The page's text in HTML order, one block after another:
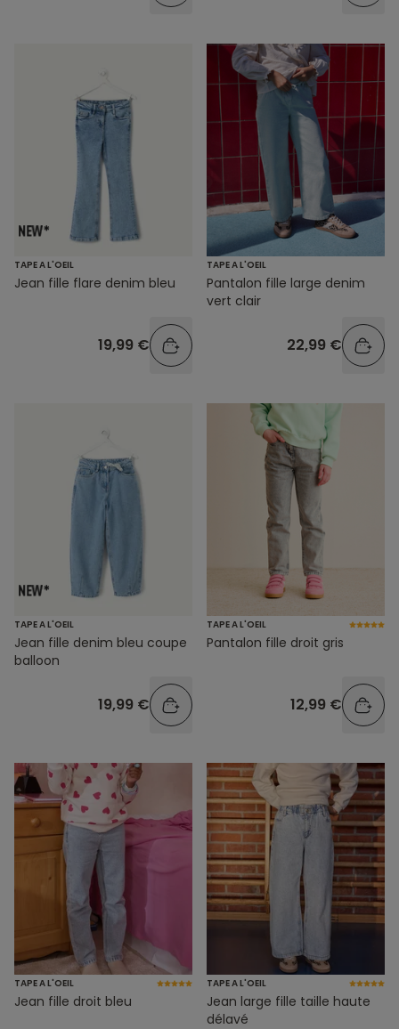
TAPE A L'OEIL
Jean fille flare denim bleu
19,99 €
TAPE A L'OEIL
Pantalon fille large denim
vert clair
22,99 €
TAPE A L'OEIL
Jean fille denim bleu coupe
balloon
19,99 €
TAPE A L'OEIL
Pantalon fille droit gris
12,99 €
TAPE A L'OEIL
Jean fille droit bleu
TAPE A L'OEIL
Jean large fille taille haute
délavé